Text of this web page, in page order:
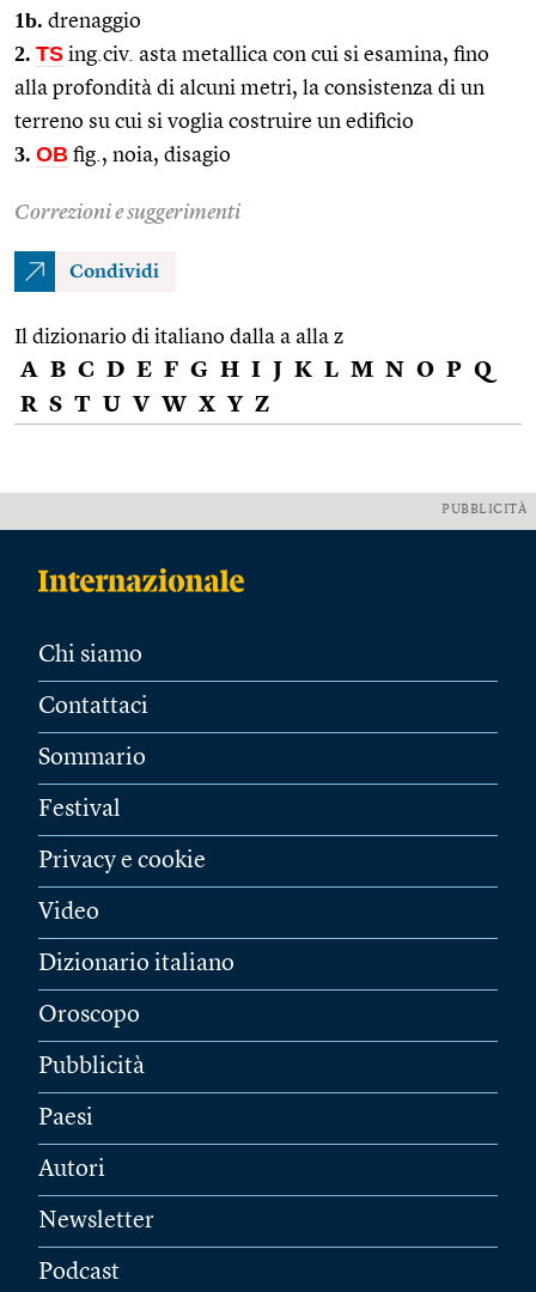
1b. drenaggio
2. TS ing.civ. asta metallica con cui si esamina, fino
alla profondità di alcuni metri, la consistenza di un
terreno su cui si voglia costruire un edificio
3. OB fig., noia, disagio
Correzioni e suggerimenti
Condividi
Il dizionario di italiano dalla a alla z
A B C D E F G H I J K L M N O P Q
R S T U V W X Y Z
PUBBLICITÀ
Chi siamo
Contattaci
Sommario
Festival
Privacy e cookie
Video
Dizionario italiano
Oroscopo
Pubblicità
Paesi
Autori
Newsletter
Podcast